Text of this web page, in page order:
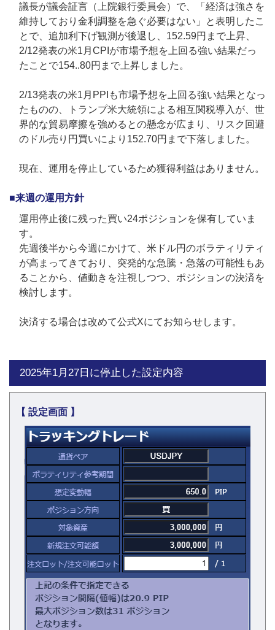
議長が議会証言（上院銀行委員会）で、「経済は強さを
維持しており金利調整を急ぐ必要はない」と表明したこ
とで、追加利下げ観測が後退し、152.59円まで上昇、
2/12発表の米1月CPIが市場予想を上回る強い結果だっ
たことで154..80円まで上昇しました。
2/13発表の米1月PPIも市場予想を上回る強い結果となっ
たものの、トランプ米大統領による相互関税導入が、世
界的な貿易摩擦を強めるとの懸念が広まり、リスク回避
のドル売り円買いにより152.70円まで下落しました。
現在、運用を停止しているため獲得利益はありません。
■来週の運用方針
運用停止後に残った買い24ポジションを保有していま
す。
先週後半から今週にかけて、米ドル円のボラティリティ
が高まってきており、突発的な急騰・急落の可能性もあ
ることから、値動きを注視しつつ、ポジションの決済を
検討します。
決済する場合は改めて公式Xにてお知らせします。
2025年1月27日に停止した設定内容
【 設定画面 】